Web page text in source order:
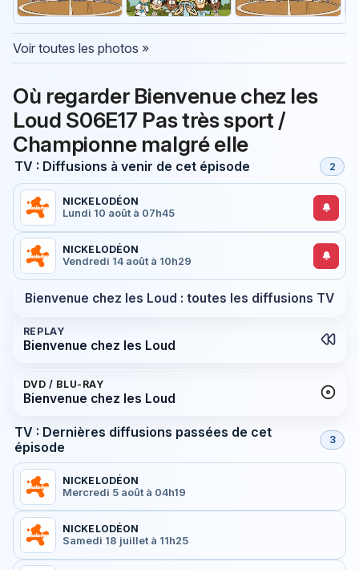
Voir toutes les photos »
Où regarder Bienvenue chez les
Loud S06E17 Pas très sport /
Championne malgré elle
TV : Diffusions à venir de cet épisode 2
NICKELODÉON
Lundi 10 août à 07h45
NICKELODÉON
Vendredi 14 août à 10h29
Bienvenue chez les Loud : toutes les diffusions TV
REPLAY
Bienvenue chez les Loud
DVD / BLU-RAY
Bienvenue chez les Loud
TV : Dernières diffusions passées de cet
épisode
3
NICKELODÉON
Mercredi 5 août à 04h19
NICKELODÉON
Samedi 18 juillet à 11h25